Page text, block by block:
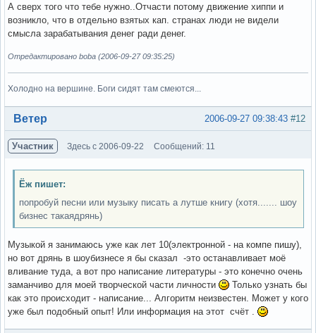
А сверх того что тебе нужно..Отчасти потому движение хиппи и
возникло, что в отдельно взятых кап. странах люди не видели
смысла зарабатывания денег ради денег.
Отредактировано boba (2006-09-27 09:35:25)
Холодно на вершине. Боги сидят там смеются...
Вне форума #12
2006-09-27 09:38:43
Ветер
Участник Здесь с 2006-09-22 Сообщений: 11
Ёж пишет:
попробуй песни или музыку писать а лутше книгу (хотя....... шоу
бизнес такаядрянь)
Музыкой я занимаюсь уже как лет 10(электронной - на компе пишу),
но вот дрянь в шоубизнесе я бы сказал -это останавливает моё
вливание туда, а вот про написание литературы - это конечно очень
заманчиво для моей творческой части личности
Только узнать бы
как это происходит - написание... Алгоритм неизвестен. Может у кого
уже был подобный опыт! Или информация на этот счёт .